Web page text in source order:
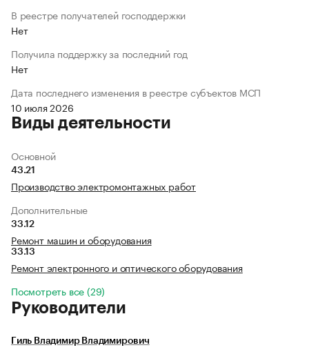
В реестре получателей господдержки
Нет
Получила поддержку за последний год
Нет
Дата последнего изменения в реестре субъектов МСП
10 июля 2026
Виды деятельности
Основной
43.21
Производство электромонтажных работ
Дополнительные
33.12
Ремонт машин и оборудования
33.13
Ремонт электронного и оптического оборудования
Посмотреть все (29)
Руководители
Гиль Владимир Владимирович